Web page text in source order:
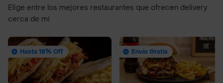
Elige entre los mejores restaurantes que ofrecen delivery
cerca de mí
Hasta 18% Off Envío Gratis